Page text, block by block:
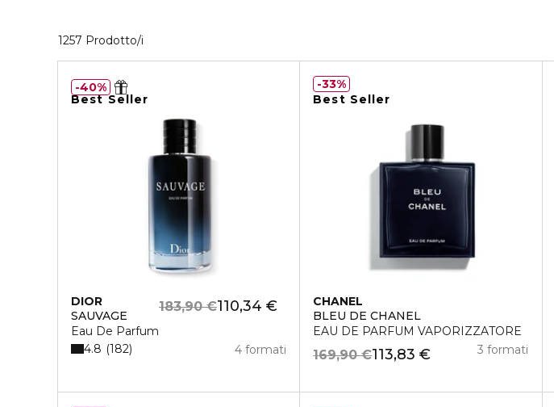
1257 Prodotto/i
Best Seller
DIOR
SAUVAGE
Eau De Parfum
110,34 €
183,90 €
4 formati
4.8 182
40%
Best Seller
CHANEL
BLEU DE CHANEL
EAU DE PARFUM VAPORIZZATORE
113,83 €
169,90 € 3 formati
33%